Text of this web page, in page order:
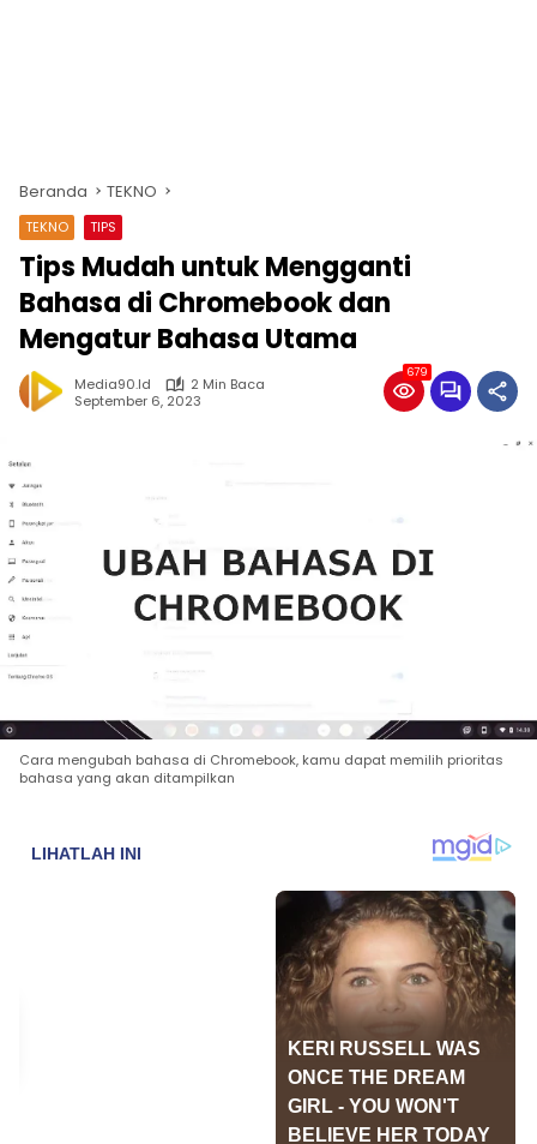
Beranda TEKNO
TEKNO TIPS
Tips Mudah untuk Mengganti
Bahasa di Chromebook dan
Mengatur Bahasa Utama
Media90.id
2 Min Baca
September 6, 2023
679
Cara mengubah bahasa di Chromebook, kamu dapat memilih prioritas
bahasa yang akan ditampilkan